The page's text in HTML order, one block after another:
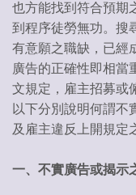
也方能找到符合預期
到程序徒勞無功。搜
有意願之職缺，已經
廣告的正確性即相當
文規定，雇主招募或
以下分別說明何謂不
及雇主違反上開規定
一、不實廣告或揭示